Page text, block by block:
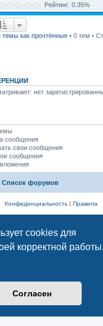
cookies для
корректной работы.
Согласен
Рейтинг: 0.35%
темы как прочтённые• 0 тем •
нет
сообщения
свои сообщения
сообщения
Список форумов
Конфиденциальность| Правила